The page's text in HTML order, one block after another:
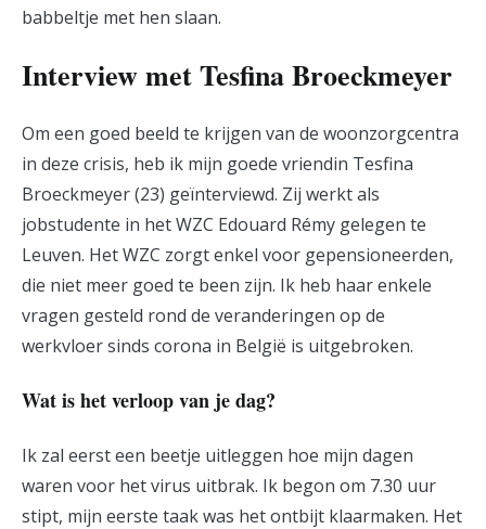
babbeltje met hen slaan.
Interview met Tesfina Broeckmeyer
Om een goed beeld te krijgen van de woonzorgcentra
in deze crisis, heb ik mijn goede vriendin Tesfina
Broeckmeyer (23) geïnterviewd. Zij werkt als
jobstudente in het WZC Edouard Rémy gelegen te
Leuven. Het WZC zorgt enkel voor gepensioneerden,
die niet meer goed te been zijn. Ik heb haar enkele
vragen gesteld rond de veranderingen op de
werkvloer sinds corona in België is uitgebroken.
Wat is het verloop van je dag?
Ik zal eerst een beetje uitleggen hoe mijn dagen
waren voor het virus uitbrak. Ik begon om 7.30 uur
stipt, mijn eerste taak was het ontbijt klaarmaken. Het